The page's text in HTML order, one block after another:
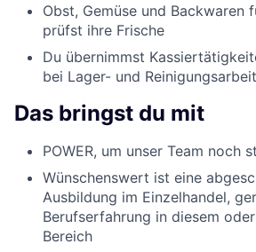
Obst, Gemüse und Backwaren
prüfst ihre Frische
Du übernimmst
bei Lager- und
Das bringst du mit
POWER, um unser Team noch
Wünschenswert ist eine
Ausbildung im Einzelhandel,
Berufserfahrung in diesem
Bereich